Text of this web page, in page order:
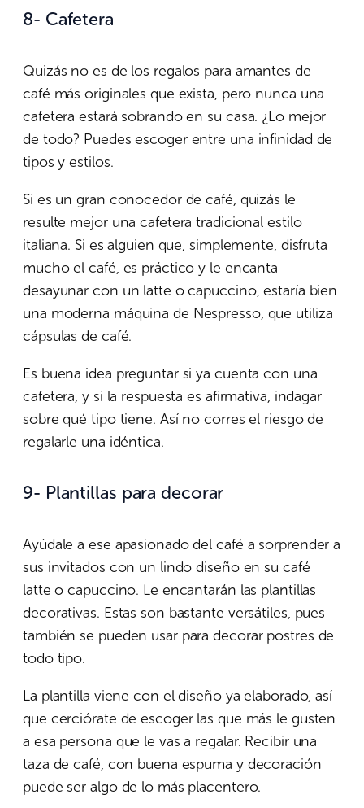
8- Cafetera
Quizás no es de los regalos para amantes de
café más originales que exista, pero nunca una
cafetera estará sobrando en su casa. ¿Lo mejor
de todo? Puedes escoger entre una infinidad de
tipos y estilos.
Si es un gran conocedor de café, quizás le
resulte mejor una cafetera tradicional estilo
italiana. Si es alguien que, simplemente, disfruta
mucho el café, es práctico y le encanta
desayunar con un latte o capuccino, estaría bien
una moderna máquina de Nespresso, que utiliza
cápsulas de café.
Es buena idea preguntar si ya cuenta con una
cafetera, y si la respuesta es afirmativa, indagar
sobre qué tipo tiene. Así no corres el riesgo de
regalarle una idéntica.
9- Plantillas para decorar
Ayúdale a ese apasionado del café a sorprender a
sus invitados con un lindo diseño en su café
latte o capuccino. Le encantarán las plantillas
decorativas. Estas son bastante versátiles, pues
también se pueden usar para decorar postres de
todo tipo.
La plantilla viene con el diseño ya elaborado, así
que cerciórate de escoger las que más le gusten
a esa persona que le vas a regalar. Recibir una
taza de café, con buena espuma y decoración
puede ser algo de lo más placentero.